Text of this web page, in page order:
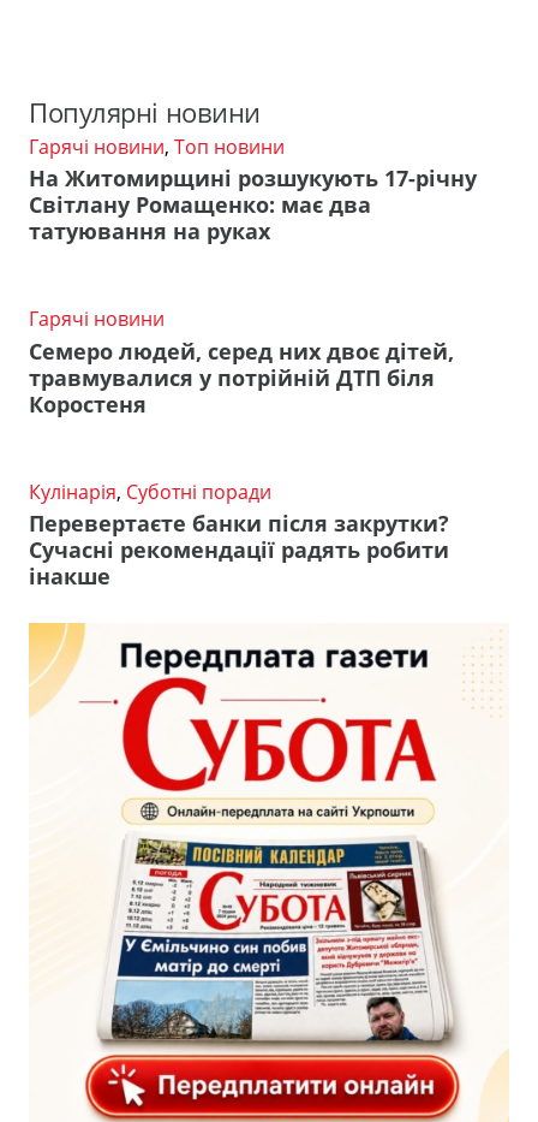
Популярні новини
Гарячі новини, Топ новини
На Житомирщині розшукують 17-річну
Світлану Ромащенко: має два
татуювання на руках
Гарячі новини
Семеро людей, серед них двоє дітей,
травмувалися у потрійній ДТП біля
Коростеня
Кулінарія, Суботні поради
Перевертаєте банки після закрутки?
Сучасні рекомендації радять робити
інакше